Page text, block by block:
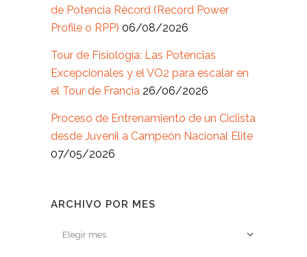
de Potencia Récord (Record Power
Profile o RPP) 06/08/2026
Tour de Fisiología: Las Potencias
Excepcionales y el VO2 para escalar en
el Tour de Francia 26/06/2026
Proceso de Entrenamiento de un Ciclista
desde Juvenil a Campeón Nacional Elite
07/05/2026
ARCHIVO POR MES
Archivo